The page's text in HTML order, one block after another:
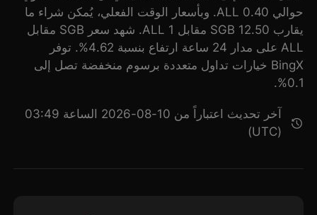
حوالي 0.40 ALL. وبأسعار الوقت الفعلي، يُمكن شراء ما
يقارب 12.50 SGB مقابل 1 ALL. شهد سعر SGB مقابل
ALL على مدار 24 ساعة ارتفاع بنسبة 4.62%. توفر
BingX خيارات تداول متعددة برسوم منخفضة تصل إلى
0.1%.
آخر تحديث اعتباراً من 10-08-2026 الساعة 03:49
(UTC)